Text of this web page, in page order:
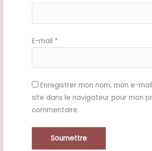
E-mail *
Enregistrer mon nom, mon e-
site dans le navigateur pour mon
commentaire.